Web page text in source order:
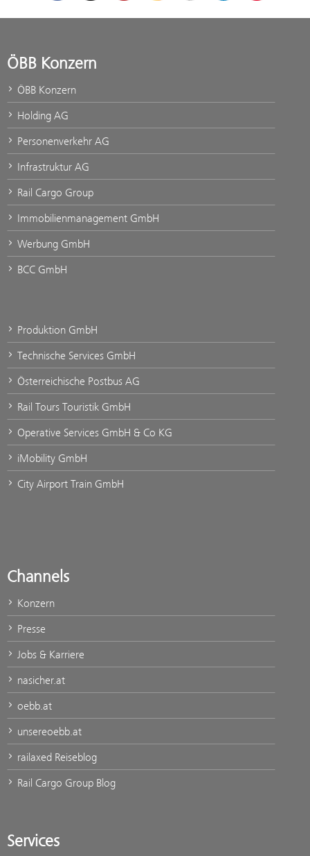
ÖBB Konzern
ÖBB Konzern
Holding AG
Personenverkehr AG
Infrastruktur AG
Rail Cargo Group
Immobilienmanagement GmbH
Werbung GmbH
BCC GmbH
Produktion GmbH
Technische Services GmbH
Österreichische Postbus AG
Rail Tours Touristik GmbH
Operative Services GmbH & Co KG
iMobility GmbH
City Airport Train GmbH
Channels
Konzern
Presse
Jobs & Karriere
nasicher.at
oebb.at
unsereoebb.at
railaxed Reiseblog
Rail Cargo Group Blog
Services